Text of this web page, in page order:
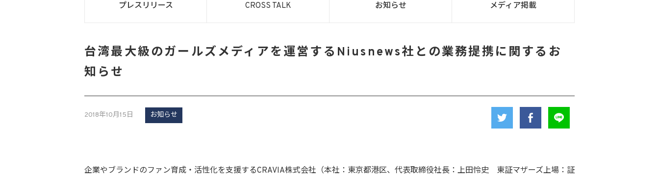
プレスリリース CROSS TALK お知らせ メディア掲載
台湾最大級のガールズメディアを運営するNiusnews社との業務提携に関するお
知らせ
2018年10月15日 お知らせ
企業やブランドのファン育成・活性化を支援するCRAVIA株式会社（本社：東京都港区、代表取締役社長：上田怜史 東証マザーズ上場：証